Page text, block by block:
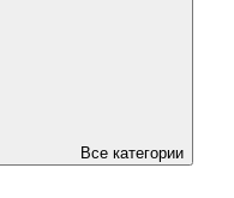
Все категории